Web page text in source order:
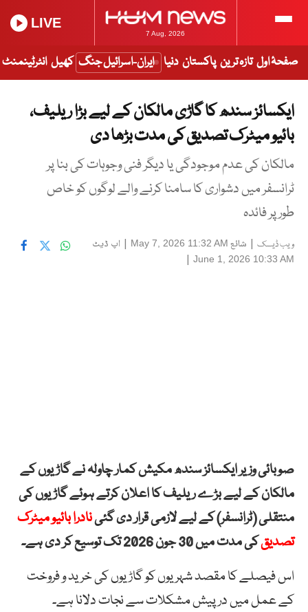
7 Aug, 2026
LIVE
صفحۂ اول تازہ ترین پاکستان دنیا ایران-اسرائیل جنگ کھیل انٹرٹینمنٹ
ایکسائز سندھ کا گاڑی مالکان کے لیے بڑا ریلیف،
بائیو میٹرک تصدیق کی مدت بڑھا دی
مالکان کی عدم موجودگی یا دیگر فنی وجوہات کی بنا پر
ٹرانسفر میں دشواری کا سامنا کرنے والے لوگوں کو خاص
طور پر فائدہ
ویب ڈیسک | شائع May 7, 2026 11:32 AM
| اپ ڈیٹ
June 1, 2026 10:33 AM
|
صوبائی وزیر ایکسائز سندھ مکیش کمار چاولہ نے گاڑیوں کے
مالکان کے لیے بڑے ریلیف کا اعلان کرتے ہوئے گاڑیوں کی
منتقلی (ٹرانسفر) کے لیے لازمی قرار دی گئینادرا بائیو میٹرک
تصدیقکی مدت میں 30 جون 2026 تک توسیع کر دی ہے۔
اس فیصلے کا مقصد شہریوں کو گاڑیوں کی خرید و فروخت
کے عمل میں درپیش مشکلات سے نجات دلانا ہے۔